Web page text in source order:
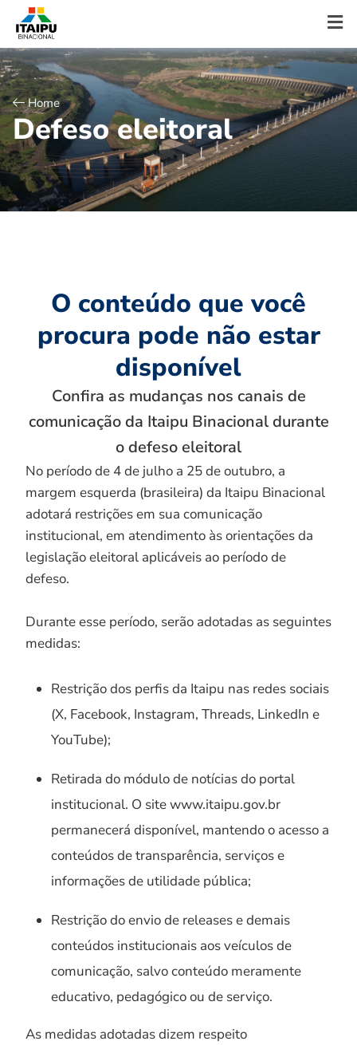
Home
Defeso eleitoral
O conteúdo que você
procura pode não estar
disponível
Confira as mudanças nos canais de
comunicação da Itaipu Binacional durante
o defeso eleitoral
No período de 4 de julho a 25 de outubro, a
margem esquerda (brasileira) da Itaipu Binacional
adotará restrições em sua comunicação
institucional, em atendimento às orientações da
legislação eleitoral aplicáveis ao período de
defeso.
Durante esse período, serão adotadas as seguintes
medidas:
Restrição dos perfis da Itaipu nas redes sociais
(X, Facebook, Instagram, Threads, LinkedIn e
YouTube);
Retirada do módulo de notícias do portal
institucional. O site www.itaipu.gov.br
permanecerá disponível, mantendo o acesso a
conteúdos de transparência, serviços e
informações de utilidade pública;
Restrição do envio de releases e demais
conteúdos institucionais aos veículos de
comunicação, salvo conteúdo meramente
educativo, pedagógico ou de serviço.
As medidas adotadas dizem respeito